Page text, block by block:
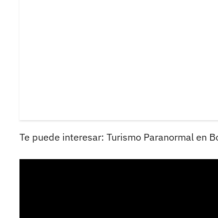
Te puede interesar: Turismo Paranormal en